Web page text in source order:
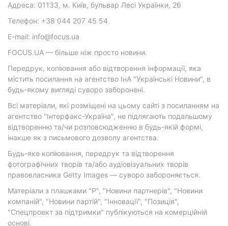
Адреса: 01133, м. Київ, бульвар Лесі Українки, 26
Телефон: +38 044 207 45 54
E-mail: info@focus.ua
FOCUS.UA — більше ніж просто новини.
Передрук, копіювання або відтворення інформації, яка
містить посилання на агентство ІнА "Українські Новини", в
будь-якому вигляді суворо заборонені.
Всі матеріали, які розміщені на цьому сайті з посиланням на
агентство "Інтерфакс-Україна", не підлягають подальшому
відтворенню та/чи розповсюдженню в будь-якій формі,
інакше як з письмового дозволу агентства.
Будь-яке копіювання, передрук та відтворення
фотографічних творів та/або аудіовізуальних творів
правовласника Getty Images — суворо забороняється.
Матеріали з плашками "Р", "Новини партнерів", "Новини
компаній", "Новини партій", "Інновації", "Позиція",
"Спецпроект за підтримки" публікуються на комерційній
основі.